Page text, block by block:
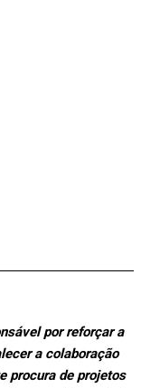
por reforçar a
a colaboração
procura de projetos